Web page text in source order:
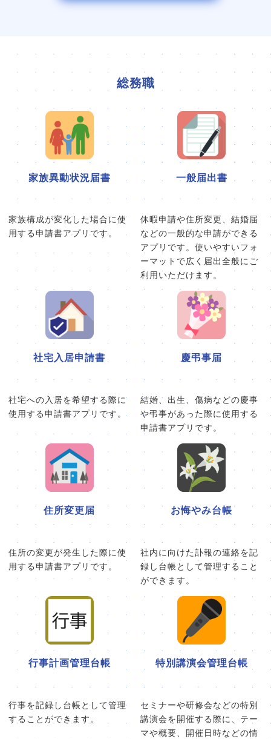
総務職
家族異動状況届書
家族構成が変化した場合に使
用する申請書アプリです。
一般届出書
休暇申請や住所変更、結婚届
などの一般的な申請ができる
アプリです。使いやすいフォ
ーマットで広く届出全般にご
利用いただけます。
社宅入居申請書
社宅への入居を希望する際に
使用する申請書アプリです。
慶弔事届
結婚、出生、傷病などの慶事
や弔事があった際に使用する
申請書アプリです。
住所変更届
住所の変更が発生した際に使
用する申請書アプリです。
お悔やみ台帳
社内に向けた訃報の連絡を記
録し台帳として管理すること
ができます。
行事計画管理台帳
行事を記録し台帳として管理
することができます。
特別講演会管理台帳
セミナーや研修会などの特別
講演会を開催する際に、テー
マや概要、開催日時などの情